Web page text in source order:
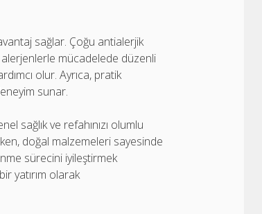
sağlar. Çoğu antialerjik
alerjenlerle mücadelede düzenli
olur. Ayrıca, pratik
sunar.
sağlık ve refahınızı olumlu
doğal malzemeleri sayesinde
sürecini iyileştirmek
yatırım olarak